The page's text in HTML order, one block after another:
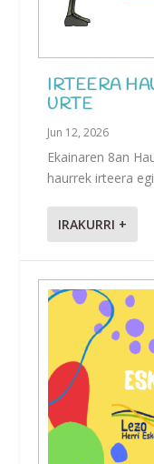
IRTEERA
URTE
Jun 12, 2026
Ekainaren 8an
haurrek irteera
IRAKURRI +